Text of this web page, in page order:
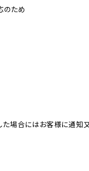
のため
場合にはお客様に通知又